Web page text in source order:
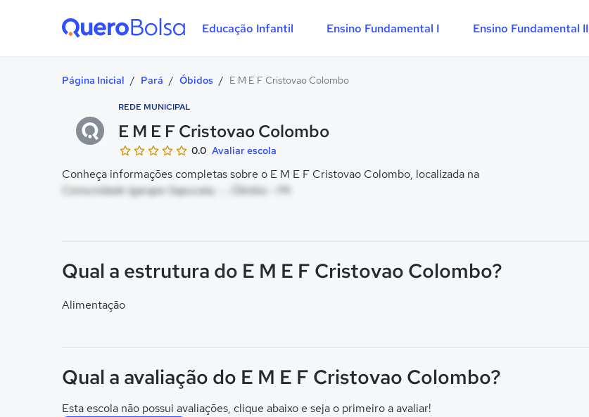
Educação Infantil Ensino Fundamental I Ensino Fundamental II
Página Inicial / Pará / Óbidos / E M E F Cristovao Colombo
REDE MUNICIPAL
E M E F Cristovao Colombo
0.0 Avaliar escola
Conheça informações completas sobre o E M E F Cristovao Colombo, localizada na
Comunidade Igarape Sapucaia, - , Óbidos - PA
Qual a estrutura do E M E F Cristovao Colombo?
Alimentação
Qual a avaliação do E M E F Cristovao Colombo?
Esta escola não possui avaliações, clique abaixo e seja o primeiro a avaliar!